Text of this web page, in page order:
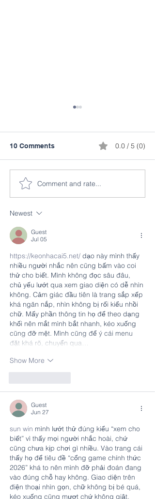
These Middle Schoolers
Are Stepping Up!!!
10 Comments 0.0 / 5 (0)
Comment and rate...
Newest
Guest
Jul 05
https://keonhacai5.net/ dạo này mình thấy
nhiều người nhắc nên cũng bấm vào coi
thử cho biết. Mình không đọc sâu đâu,
chủ yếu lướt qua xem giao diện có dễ nhìn
không. Cảm giác đầu tiên là trang sắp xếp
khá ngăn nắp, nhìn không bị rối kiểu nhồi
chữ. Mấy phần thông tin họ để theo dạng
khối nên mắt mình bắt nhanh, kéo xuống
cũng đỡ mệt. Mình cũng để ý cái menu
đặt khá rõ, chuyển qua…
Show More
Guest
Jun 27
sun win mình lướt thử đúng kiểu “xem cho
biết” vì thấy mọi người nhắc hoài, chứ
cũng chưa kịp chơi gì nhiều. Vào trang cái
thấy họ để tiêu đề “cổng game chính thức
2026” khá to nên mình đỡ phải đoán đang
vào đúng chỗ hay không. Giao diện trên
điện thoại nhìn gọn, chữ không bị bé quá,
kéo xuống cũng mượt chứ không giật.